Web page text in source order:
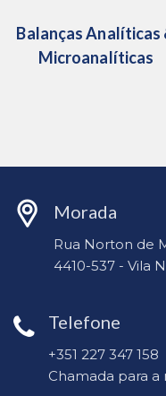
Balanças Analíticas
Microanalíticas
Morada
Rua Norton de
4410-537 - Vila
Telefone
+351 227 347 158
Chamada para a